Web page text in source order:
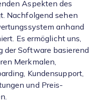
Aspekten des
Nachfolgend sehen
anhand
Es ermöglicht uns,
der Software basierend
Merkmalen,
Kundensupport,
und Preis-